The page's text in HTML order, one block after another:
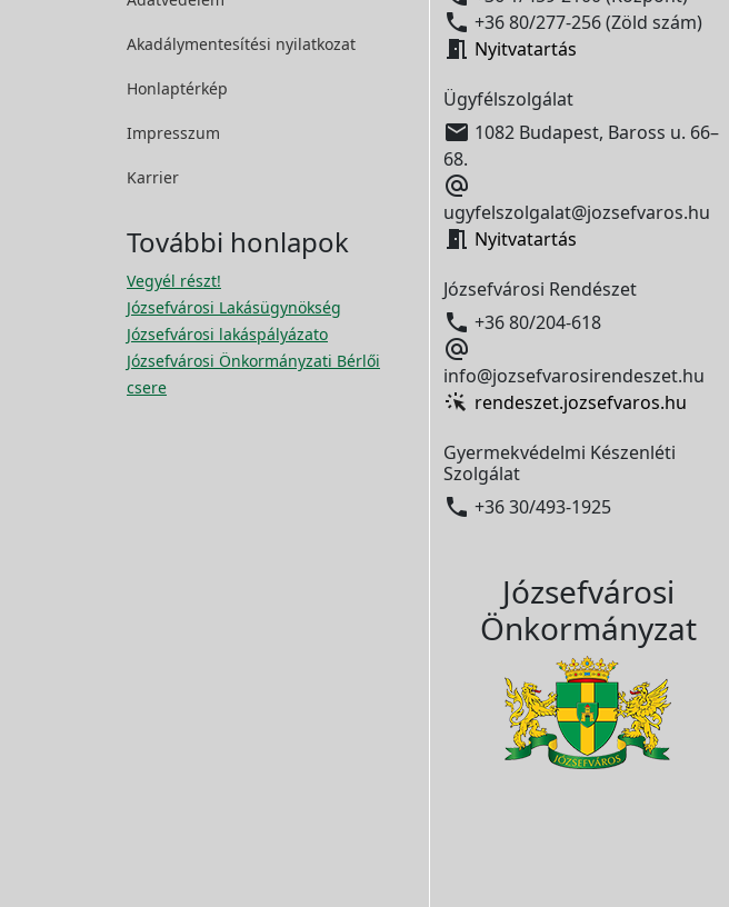
Akadálymentesítési nyilatkozat
Honlaptérkép
Impresszum
Karrier
További honlapok
Vegyél részt!
Józsefvárosi Lakásügynökség
Józsefvárosi lakáspályázato
Józsefvárosi Önkormányzati Bérlői
csere
 +36 80/277-256 (Zöld szám)
 Nyitvatartás
Ügyfélszolgálat
 1082 Budapest, Baross u. 66–
68.

ugyfelszolgalat@jozsefvaros.hu
 Nyitvatartás
Józsefvárosi Rendészet
 +36 80/204-618

info@jozsefvarosirendeszet.hu
rendeszet.jozsefvaros.hu
Gyermekvédelmi Készenléti
Szolgálat
 +36 30/493-1925
Józsefvárosi
Önkormányzat